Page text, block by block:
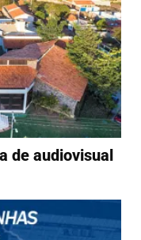
de audiovisual